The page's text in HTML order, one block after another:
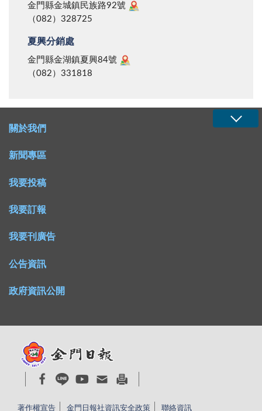
金門縣金城鎮民族路92號
（082）328725
夏興分銷處
金門縣金湖鎮夏興84號
（082）331818
關於我們
新聞專區
我要投稿
我要訂報
我要刊廣告
公告資訊
政府資訊公開
著作權宣告 金門日報社資訊安全政策 聯絡資訊